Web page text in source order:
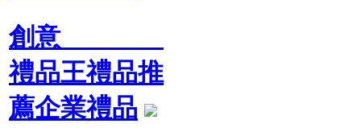
創意
禮品王禮品推
薦企業禮品